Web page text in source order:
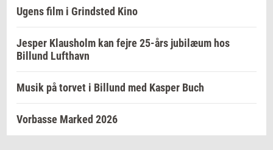
Ugens film i Grindsted Kino
Jesper Klausholm kan fejre 25-års jubilæum hos
Billund Lufthavn
Musik på torvet i Billund med Kasper Buch
Vorbasse Marked 2026